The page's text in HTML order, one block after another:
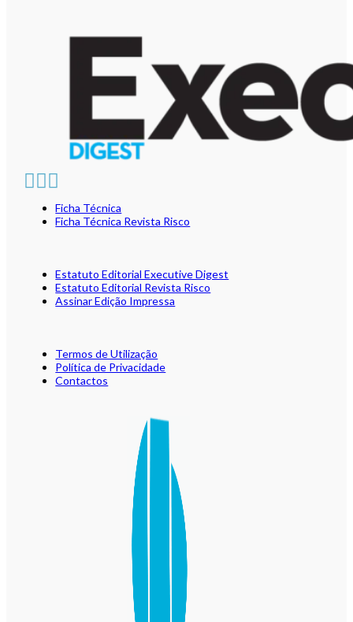
Ficha Técnica
Ficha Técnica Revista Risco
Estatuto Editorial Executive Digest
Estatuto Editorial Revista Risco
Assinar Edição Impressa
Termos de Utilização
Política de Privacidade
Contactos